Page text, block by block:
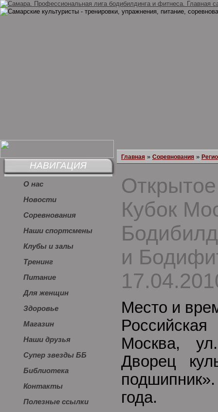
НАВИГАЦИЯ
О нас
Новости
Соревнования
Наши спортсмены
Клубы и залы
Тренинг
Питание
Для женщин
Здоровье
Магазин
Наши друзья
Супер звезды ББ
Библиотека
Контакты
Полезные ссылки
Главная » Соревнования »
Кубок
и
Место и
Москва,
Дворец
года.